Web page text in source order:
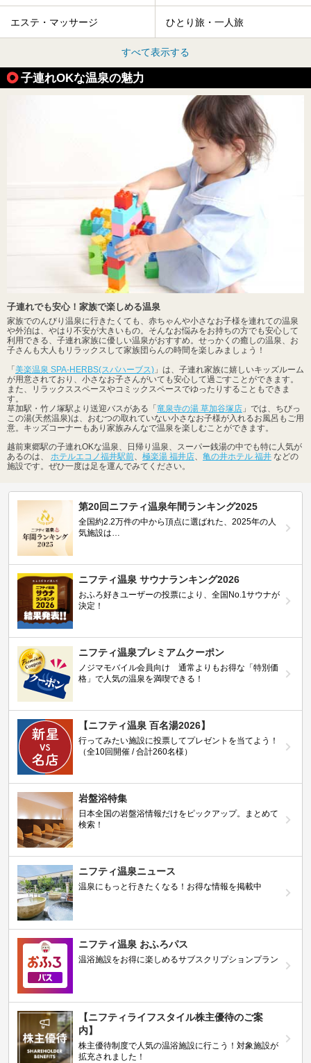
エステ・マッサージ ひとり旅・一人旅
すべて表示する
子連れOKな温泉の魅力
子連れでも安心！家族で楽しめる温泉
家族でのんびり温泉に行きたくても、赤ちゃんや小さなお子様を連れての温泉
や外泊は、やはり不安が大きいもの。そんなお悩みをお持ちの方でも安心して
利用できる、子連れ家族に優しい温泉がおすすめ。せっかくの癒しの温泉、お
子さんも大人もリラックスして家族団らんの時間を楽しみましょう！
「美楽温泉 SPA-HERBS(スパハーブス) 」は、子連れ家族に嬉しいキッズルーム
が用意されており、小さなお子さんがいても安心して過ごすことができます。
また、リラックススペースやコミックスペースでゆったりすることもできま
す。
草加駅・竹ノ塚駅より送迎バスがある「竜泉寺の湯 草加谷塚店 」では、ちびっ
この湯(天然温泉)は、おむつの取れていない小さなお子様が入れるお風呂もご用
意。キッズコーナーもあり家族みんなで温泉を楽しむことができます。
越前東郷駅の子連れOKな温泉、日帰り温泉、スーパー銭湯の中でも特に人気が
あるのは、 ホテルエコノ福井駅前 極楽湯 福井店 亀の井ホテル 福井 などの
施設です。ぜひ一度は足を運んでみてください。
第20回ニフティ温泉年間ランキング2025
全国約2.2万件の中から頂点に選ばれた、2025年の人
気施設は…
ニフティ温泉 サウナランキング2026
おふろ好きユーザーの投票により、全国No.1サウナが
決定！
ニフティ温泉プレミアムクーポン
ノジマモバイル会員向け 通常よりもお得な「特別価
格」で人気の温泉を満喫できる！
【ニフティ温泉 百名湯2026】
行ってみたい施設に投票してプレゼントを当てよう！
（全10回開催 / 合計260名様）
岩盤浴特集
日本全国の岩盤浴情報だけをピックアップ。まとめて
検索！
ニフティ温泉ニュース
温泉にもっと行きたくなる！お得な情報を掲載中
ニフティ温泉 おふろパス
温浴施設をお得に楽しめるサブスクリプションプラン
【ニフティライフスタイル株主優待のご案
内】
株主優待制度で人気の温浴施設に行こう！対象施設が
拡充されました！